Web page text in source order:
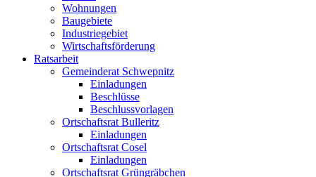
Wohnungen
Baugebiete
Industriegebiet
Wirtschaftsförderung
Ratsarbeit
Gemeinderat Schwepnitz
Einladungen
Beschlüsse
Beschlussvorlagen
Ortschaftsrat Bulleritz
Einladungen
Ortschaftsrat Cosel
Einladungen
Ortschaftsrat Grüngräbchen